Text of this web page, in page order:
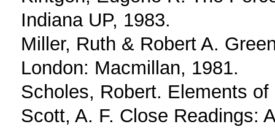
Indiana UP, 1983.
Miller, Ruth & Robert A.
London: Macmillan, 1981.
Scholes, Robert. Elements
Scott, A. F. Close Readings: